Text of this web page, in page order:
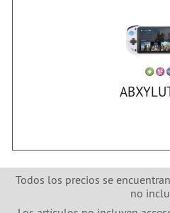
Todos los precios se
no